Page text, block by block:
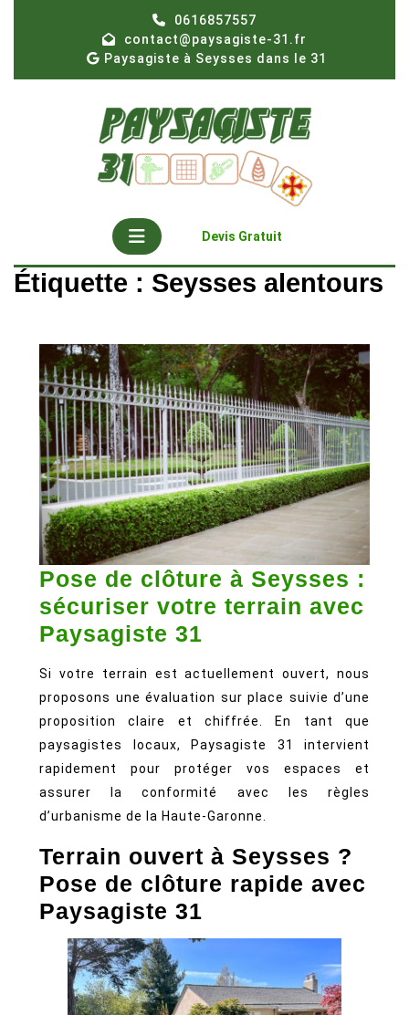
0616857557
contact@paysagiste-31.fr
Paysagiste à Seysses dans le 31
Open
Button
Devis Gratuit
Quote
Étiquette : Seysses alentours
Pose de clôture à Seysses :
sécuriser votre terrain avec
Paysagiste 31
clôture
à
Seysses
:
sécuriser
votre
terrain
avec
31
Si votre terrain est actuellement ouvert, nous
proposons une évaluation sur place suivie d’une
proposition claire et chiffrée. En tant que
paysagistes locaux, Paysagiste 31 intervient
rapidement pour protéger vos espaces et
assurer la conformité avec les règles
d’urbanisme de la Haute-Garonne.
Terrain ouvert à Seysses ?
Pose de clôture rapide avec
Paysagiste 31